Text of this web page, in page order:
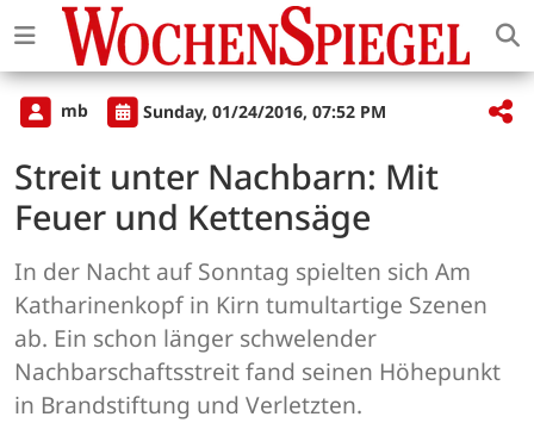
mb Sunday, 01/24/2016, 07:52 PM
Streit unter Nachbarn: Mit
Feuer und Kettensäge
In der Nacht auf Sonntag spielten sich Am
Katharinenkopf in Kirn tumultartige Szenen
ab. Ein schon länger schwelender
Nachbarschaftsstreit fand seinen Höhepunkt
in Brandstiftung und Verletzten.